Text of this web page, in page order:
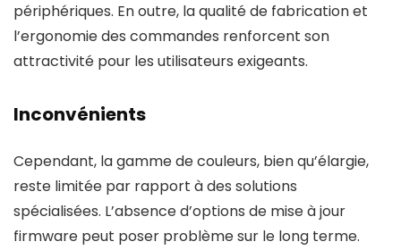
périphériques. En outre, la qualité de fabrication et
l’ergonomie des commandes renforcent son
attractivité pour les utilisateurs exigeants.
Inconvénients
Cependant, la gamme de couleurs, bien qu’élargie,
reste limitée par rapport à des solutions
spécialisées. L’absence d’options de mise à jour
firmware peut poser problème sur le long terme.